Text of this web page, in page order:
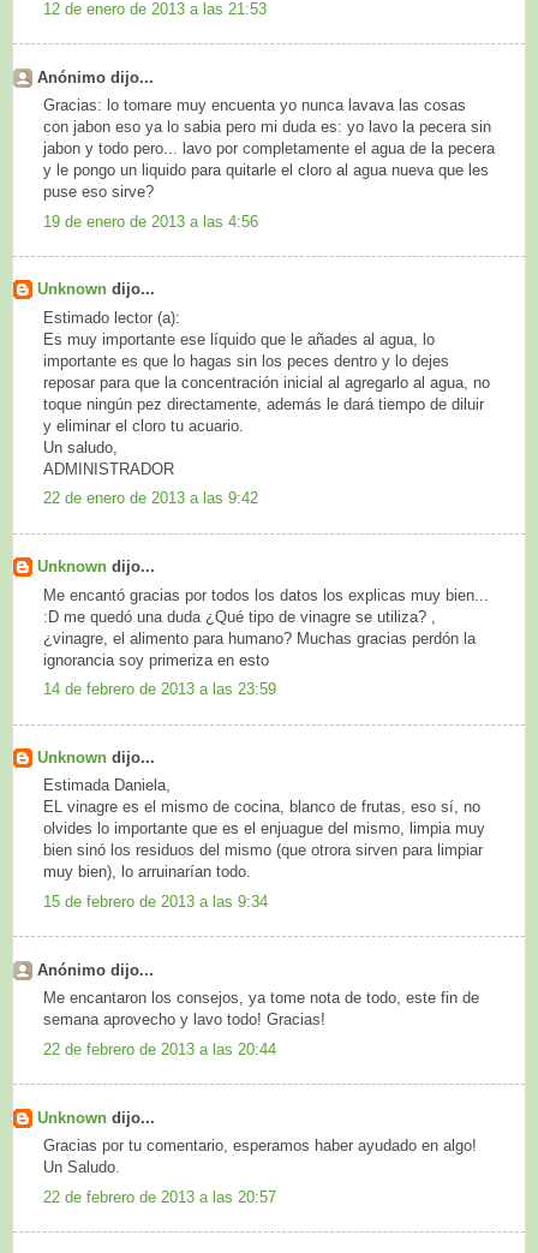
12 de enero de 2013 a las 21:53
Anónimo dijo...
Gracias: lo tomare muy encuenta yo nunca lavava las cosas
con jabon eso ya lo sabia pero mi duda es: yo lavo la pecera sin
jabon y todo pero... lavo por completamente el agua de la pecera
y le pongo un liquido para quitarle el cloro al agua nueva que les
puse eso sirve?
19 de enero de 2013 a las 4:56
Unknown dijo...
Estimado lector (a):
Es muy importante ese líquido que le añades al agua, lo
importante es que lo hagas sin los peces dentro y lo dejes
reposar para que la concentración inicial al agregarlo al agua, no
toque ningún pez directamente, además le dará tiempo de diluir
y eliminar el cloro tu acuario.
Un saludo,
ADMINISTRADOR
22 de enero de 2013 a las 9:42
Unknown dijo...
Me encantó gracias por todos los datos los explicas muy bien...
:D me quedó una duda ¿Qué tipo de vinagre se utiliza? ,
¿vinagre, el alimento para humano? Muchas gracias perdón la
ignorancia soy primeriza en esto
14 de febrero de 2013 a las 23:59
Unknown dijo...
Estimada Daniela,
EL vinagre es el mismo de cocina, blanco de frutas, eso sí, no
olvides lo importante que es el enjuague del mismo, limpia muy
bien sinó los residuos del mismo (que otrora sirven para limpiar
muy bien), lo arruinarían todo.
15 de febrero de 2013 a las 9:34
Anónimo dijo...
Me encantaron los consejos, ya tome nota de todo, este fin de
semana aprovecho y lavo todo! Gracias!
22 de febrero de 2013 a las 20:44
Unknown dijo...
Gracias por tu comentario, esperamos haber ayudado en algo!
Un Saludo.
22 de febrero de 2013 a las 20:57